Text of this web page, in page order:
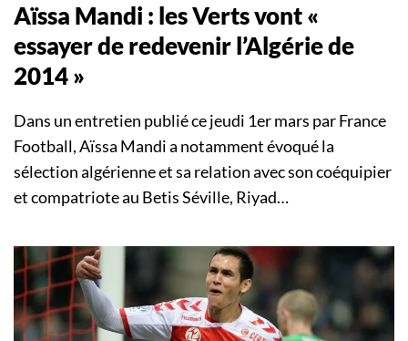
Aïssa Mandi : les Verts vont «
essayer de redevenir l’Algérie de
2014 »
Dans un entretien publié ce jeudi 1er mars par France
Football, Aïssa Mandi a notamment évoqué la
sélection algérienne et sa relation avec son coéquipier
et compatriote au Betis Séville, Riyad…